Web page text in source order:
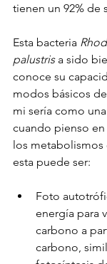
tienen un 92% de
Esta bacteria
palustris a sido
conoce su
modos básicos
mi sería como
cuando pienso
los metabolismos
esta puede ser:
Foto
energía para
carbono a
carbono,